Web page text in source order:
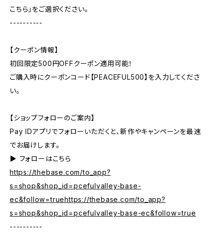
こちら」をご選択ください。
----------
【クーポン情報】
初回限定500円OFFクーポン適用可能！
ご購入時にクーポンコード【PEACEFUL500】を入力してくださ
い。
【ショップフォローのご案内】
Pay IDアプリでフォローいただくと、新作やキャンペーンを最速
でお届けします。
▶︎ フォローはこちら
https://thebase.com/to_app?
s=shop&shop_id=pcefulvalley-base-
ec&follow=truehttps://thebase.com/to_app?
s=shop&shop_id=pcefulvalley-base-ec&follow=true
----------